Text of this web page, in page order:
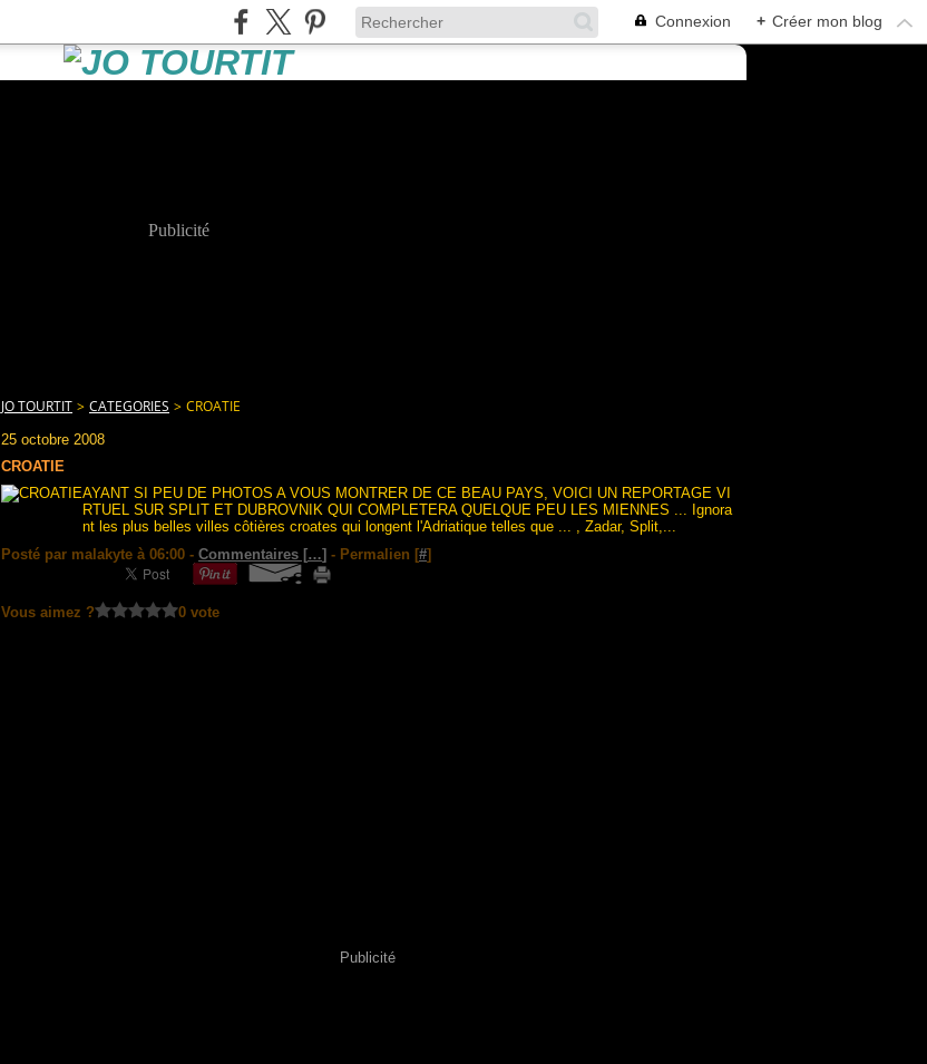
Connexion + Créer mon blog
Publicité
JO TOURTIT > CATEGORIES > CROATIE
25 octobre 2008
CROATIE
AYANT SI PEU DE PHOTOS A VOUS MONTRER DE CE BEAU PAYS, VOICI UN REPORTAGE VI
RTUEL SUR SPLIT ET DUBROVNIK QUI COMPLETERA QUELQUE PEU LES MIENNES ... Ignora
nt les plus belles villes côtières croates qui longent l'Adriatique telles que ... , Zadar, Split,...
Posté par malakyte à 06:00 - Commentaires […] - Permalien [#]
Vous aimez ? 0 vote
Publicité